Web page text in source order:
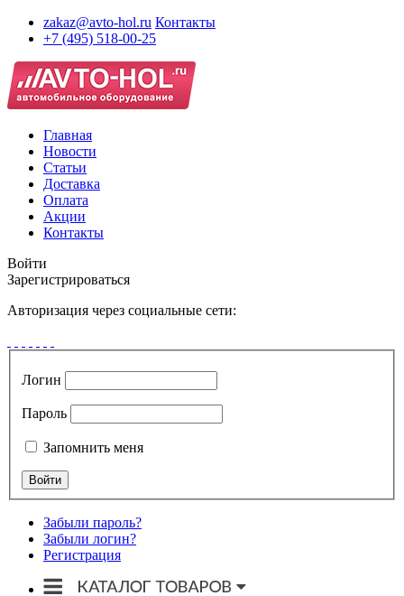
zakaz@avto-hol.ru Контакты
+7 (495) 518-00-25
Главная
Новости
Статьи
Доставка
Оплата
Акции
Контакты
Войти
Зарегистрироваться
Авторизация через социальные сети:
Логин
Пароль
Запомнить меня
Забыли пароль?
Забыли логин?
Регистрация